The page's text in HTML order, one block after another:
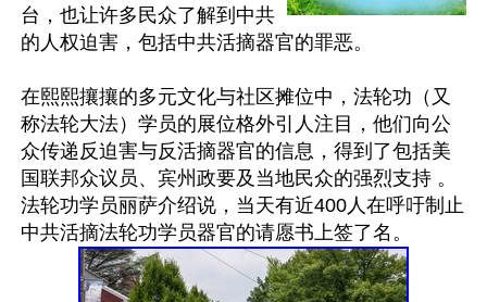
台，也让许多民众了解到中共
的人权迫害，包括中共活摘器官的罪恶。
在熙熙攘攘的多元文化与社区摊位中，法轮功（又
称法轮大法）学员的展位格外引人注目，他们向公
众传递反迫害与反活摘器官的信息，得到了包括美
国联邦众议员、宾州政要及当地民众的强烈支持 。
法轮功学员丽萨介绍说，当天有近400人在呼吁制止